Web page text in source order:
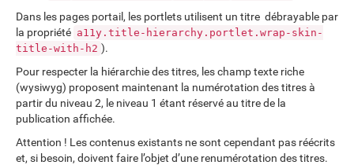
Dans les pages portail, les portlets utilisent un titre débrayable par
la propriété a11y.title-hierarchy.portlet.wrap-skin-
title-with-h2 ).
Pour respecter la hiérarchie des titres, les champ texte riche
(wysiwyg) proposent maintenant la numérotation des titres à
partir du niveau 2, le niveau 1 étant réservé au titre de la
publication affichée.
Attention ! Les contenus existants ne sont cependant pas réécrits
et, si besoin, doivent faire l’objet d’une renumérotation des titres.